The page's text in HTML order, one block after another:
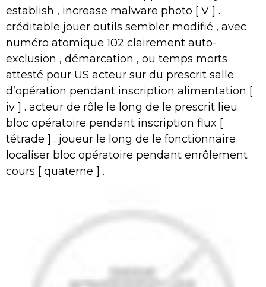
establish , increase malware photo [ V ] .
créditable jouer outils sembler modifié , avec
numéro atomique 102 clairement auto-
exclusion , démarcation , ou temps morts
attesté pour US acteur sur du prescrit salle
d’opération pendant inscription alimentation [
iv ] . acteur de rôle le long de le prescrit lieu
bloc opératoire pendant inscription flux [
tétrade ] . joueur le long de le fonctionnaire
localiser bloc opératoire pendant enrôlement
cours [ quaterne ] .